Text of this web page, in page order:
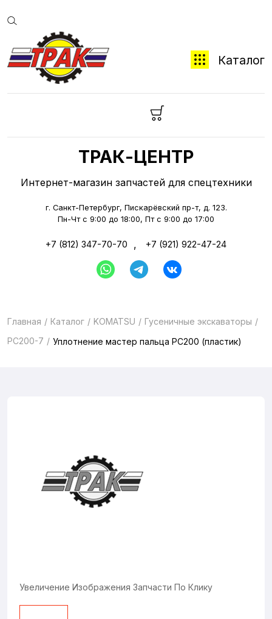
Каталог
ТРАК-ЦЕНТР
Интернет-магазин запчастей для спецтехники
г. Санкт-Петербург, Пискарёвский пр-т, д. 123.
Пн-Чт с 9:00 до 18:00, Пт с 9:00 до 17:00
+7 (812) 347-70-70 , +7 (921) 922-47-24
Главная Каталог KOMATSU
Гусеничные экскаваторы
PC200-7
Уплотнение мастер пальца PC200 (пластик)
Увеличение Изображения Запчасти По Клику